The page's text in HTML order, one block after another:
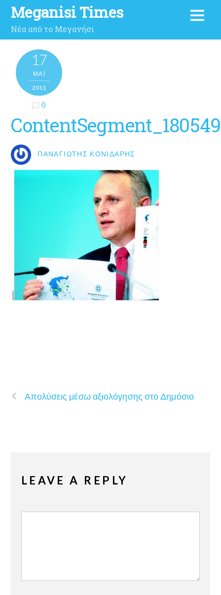
Meganisi Times
Νέα από το Μεγανήσι
17
ΜΑΪ́
2011
0
ΠΑΝΑΓΙΏΤΗΣ ΚΟΝΙΔΆΡΗΣ
Απολύσεις μέσω αξιολόγησης στο Δημόσιο
LEAVE A REPLY